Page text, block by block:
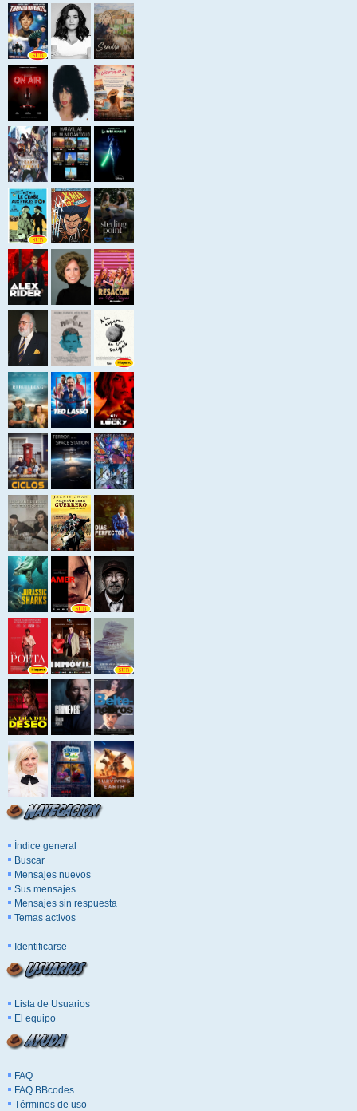
Índice general
Buscar
Mensajes nuevos
Sus mensajes
Mensajes sin respuesta
Temas activos
Identificarse
Lista de Usuarios
El equipo
FAQ
FAQ BBcodes
Términos de uso